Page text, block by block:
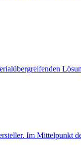
Im Mittelpunkt